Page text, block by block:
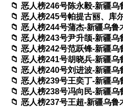
恶人榜246号陈永毅-新疆乌
恶人榜245号帕提古丽、库
恶人榜244号蒲杰-新疆乌鲁
恶人榜243号尹升颉-新疆乌
恶人榜242号范跃锋-新疆乌
恶人榜241号胡晓兵-新疆乌
恶人榜240号刘进波-新疆乌
恶人榜239号王奕丁-新疆乌
恶人榜238号冯向民-新疆乌
恶人榜237号王超-新疆乌鲁